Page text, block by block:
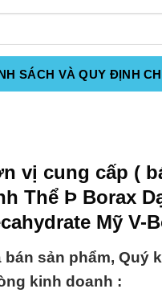
SÁCH VÀ QUY ĐỊNH
vị cung cấp (
Thể Þ Borax
Mỹ V-
bán sản phẩm, Quý
kinh doanh :